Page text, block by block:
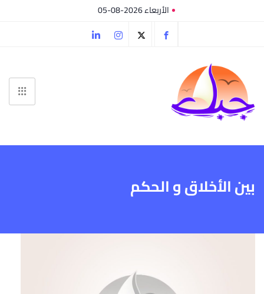
الأربعاء 2026-08-05
بين الأخلاق و الحكم